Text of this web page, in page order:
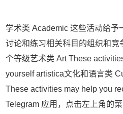
学术类 Academic 这些活动给予
讨论和练习相关科目的组织和
个等级艺术类 Art These
yourself artistica文化和语言类
These activities may help you
Telegram 应用，点击左上角的